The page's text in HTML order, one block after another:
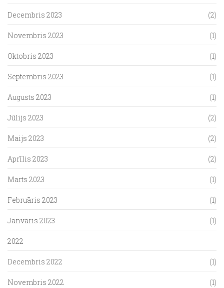
Decembris 2023 (2)
Novembris 2023 (1)
Oktobris 2023 (1)
Septembris 2023 (1)
Augusts 2023 (1)
Jūlijs 2023 (2)
Maijs 2023 (2)
Aprīlis 2023 (2)
Marts 2023 (1)
Februāris 2023 (1)
Janvāris 2023 (1)
2022
Decembris 2022 (1)
Novembris 2022 (1)